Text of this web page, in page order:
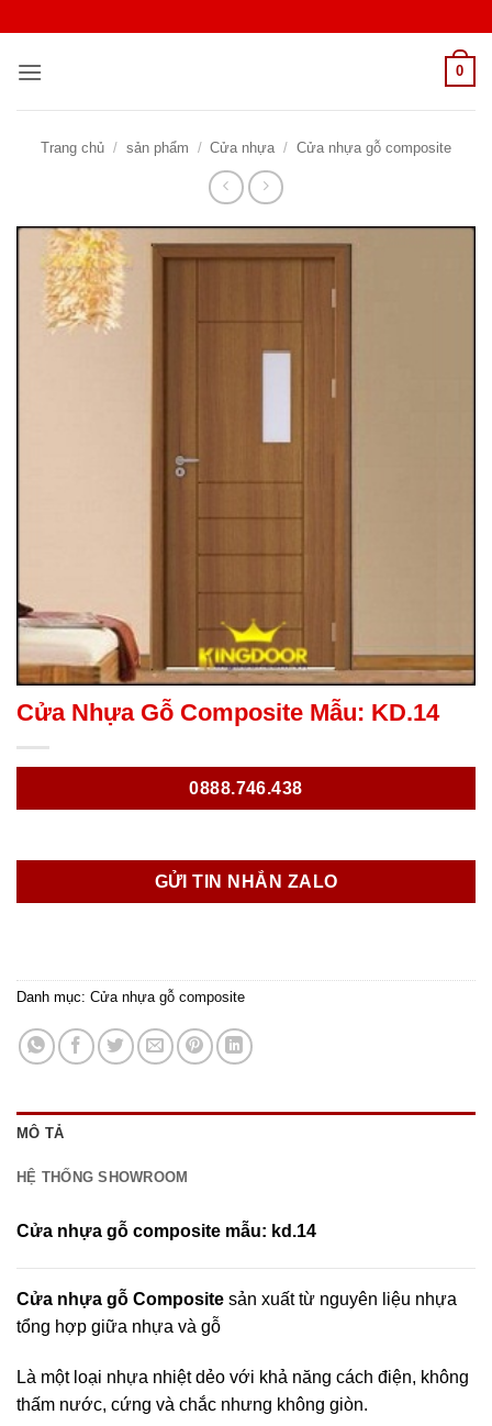
nội
0
Trang chủ / sản phẩm / Cửa nhựa / Cửa nhựa gỗ composite
Cửa Nhựa Gỗ Composite Mẫu: KD.14
0888.746.438
GỬI TIN NHẮN ZALO
Danh mục: Cửa nhựa gỗ composite
MÔ TẢ
HỆ THỐNG SHOWROOM
Cửa nhựa gỗ composite mẫu: kd.14
Cửa nhựa gỗ Composite sản xuất từ nguyên liệu nhựa
tổng hợp giữa nhựa và gỗ
Là một loại nhựa nhiệt dẻo với khả năng cách điện, không
thấm nước, cứng và chắc nhưng không giòn.